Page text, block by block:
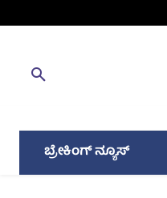
ಬ್ರೇಕಿಂಗ್ ನ್ಯೂಸ್